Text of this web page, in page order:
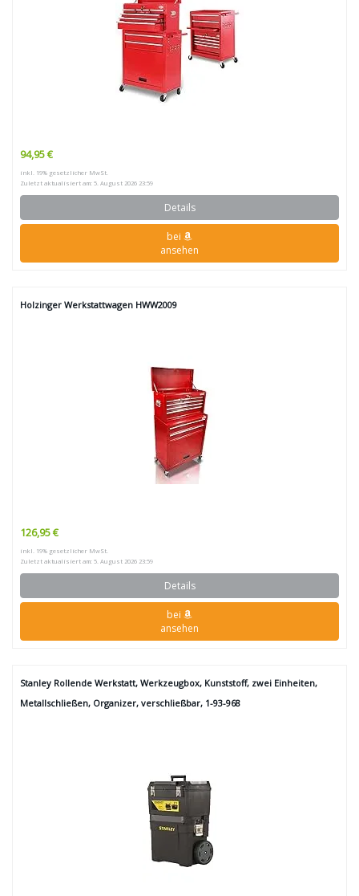
94,95 €
inkl. 19% gesetzlicher MwSt.
Zuletzt aktualisiert am: 5. August 2026 23:59
Details
bei
ansehen
Holzinger Werkstattwagen HWW2009
126,95 €
inkl. 19% gesetzlicher MwSt.
Zuletzt aktualisiert am: 5. August 2026 23:59
Details
bei
ansehen
Stanley Rollende Werkstatt, Werkzeugbox, Kunststoff, zwei Einheiten,
Metallschließen, Organizer, verschließbar, 1-93-968